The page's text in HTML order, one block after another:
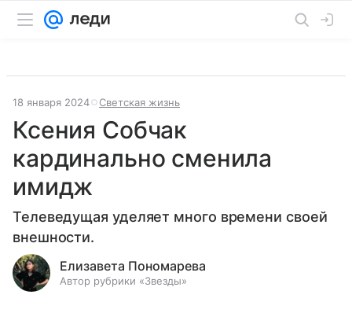
18 января 2024 Светская жизнь
Ксения Собчак
кардинально сменила
имидж
Телеведущая уделяет много времени своей
внешности.
Елизавета Пономарева
Автор рубрики «Звезды»